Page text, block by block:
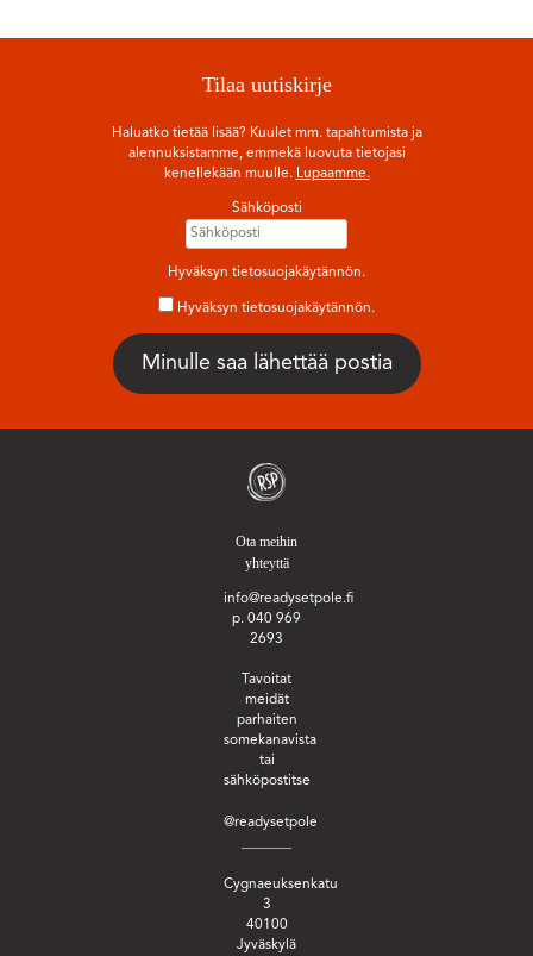
Tilaa uutiskirje
Haluatko tietää lisää? Kuulet mm. tapahtumista ja
alennuksistamme, emmekä luovuta tietojasi
kenellekään muulle. Lupaamme.
Sähköposti
Hyväksyn tietosuojakäytännön.
Hyväksyn tietosuojakäytännön.
Ota meihin
yhteyttä
info@readysetpole.fi
p. 040 969
2693
Tavoitat
meidät
parhaiten
somekanavista
tai
sähköpostitse
@readysetpole
Cygnaeuksenkatu
3
40100
Jyväskylä